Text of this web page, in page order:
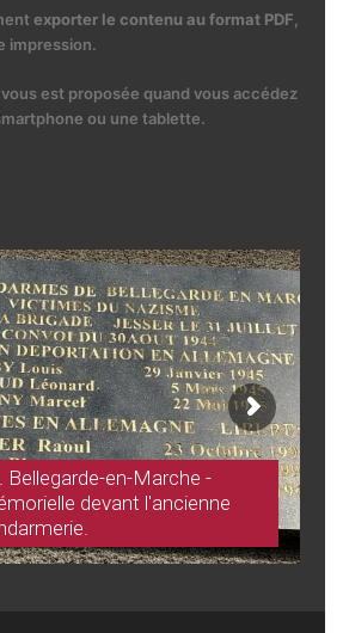
exporter le contenu au format PDF
impression.
vous est proposée quand vous accédez
ou une tablette.
Bellegarde-en-Marche -
devant l'ancienne